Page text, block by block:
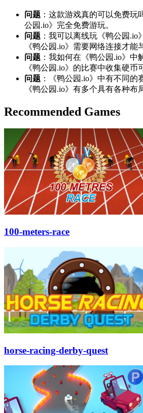
问题 ：这款游戏真的可以免费玩
公园.io》完全免费游玩。
问题 ：我可以离线玩《鸭公园.io
《鸭公园.io》需要网络连接才能
问题 ：我如何在《鸭公园.io》中
《鸭公园.io》的比赛中收集硬币
问题 ：《鸭公园.io》中有不同的
《鸭公园.io》有多个具有各种布
Recommended Games
100-meters-race
horse-racing-derby-quest